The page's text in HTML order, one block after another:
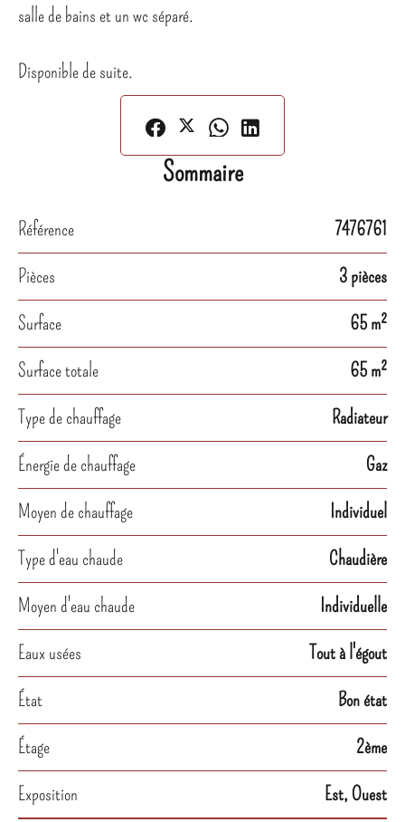
salle de bains et un wc séparé.
Disponible de suite.
Sommaire
Référence
7476761
Pièces
3 pièces
Surface
65 m²
Surface totale
65 m²
Type de chauffage
Radiateur
Énergie de chauffage
Gaz
Moyen de chauffage
Individuel
Type d'eau chaude
Chaudière
Moyen d'eau chaude
Individuelle
Eaux usées
Tout à l'égout
État
Bon état
Étage
2ème
Exposition
Est, Ouest